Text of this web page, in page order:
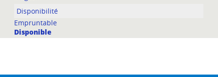
Empruntable
Disponible